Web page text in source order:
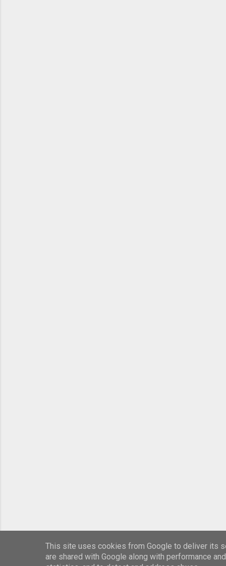
This site uses cookies from Google to deliver its
are shared with Google along with performance